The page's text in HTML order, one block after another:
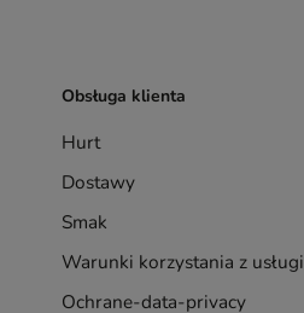
Obsługa klienta
Hurt
Dostawy
Smak
Warunki korzystania z usługi
Ochrane-data-privacy